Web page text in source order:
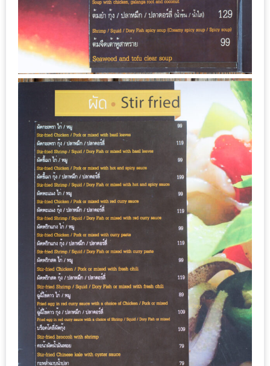
น้า
อ้วน
ติดต่อ
น้า
อ้วน
น้า
อ้วน
ชวน
คุย
นโยบาย
ความ
เป็น
ส่วน
ตัว
นโยบาย
ความ
เป็น
ส่วน
ตัว